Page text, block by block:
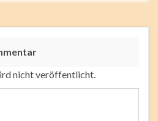
nicht veröffentlicht.